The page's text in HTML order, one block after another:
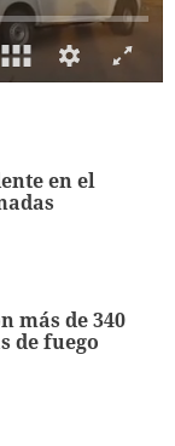
en el
más de 340
de fuego